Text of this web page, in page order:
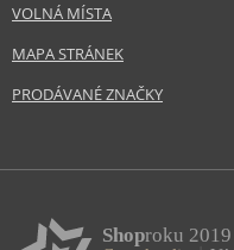
VOLNÁ MÍSTA
MAPA STRÁNEK
PRODÁVANÉ ZNAČKY